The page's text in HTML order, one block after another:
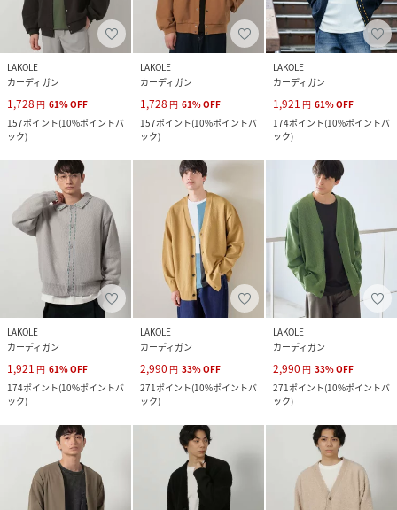
LAKOLE
カーディガン
1,728 円 61%OFF
157ポイント(10%ポイントバ
ック)
LAKOLE
カーディガン
1,728 円 61%OFF
157ポイント(10%ポイントバ
ック)
LAKOLE
カーディガン
1,921 円 61%OFF
174ポイント(10%ポイントバ
ック)
LAKOLE
カーディガン
1,921 円 61%OFF
174ポイント(10%ポイントバ
ック)
LAKOLE
カーディガン
2,990 円 33%OFF
271ポイント(10%ポイントバ
ック)
LAKOLE
カーディガン
2,990 円 33%OFF
271ポイント(10%ポイントバ
ック)